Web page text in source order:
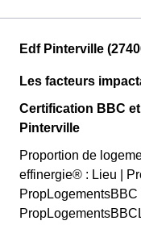
Edf Pinterville
Les facteurs
Certification BBC
Pinterville
Proportion de
effinergie® : Lieu |
PropLogementsBBC